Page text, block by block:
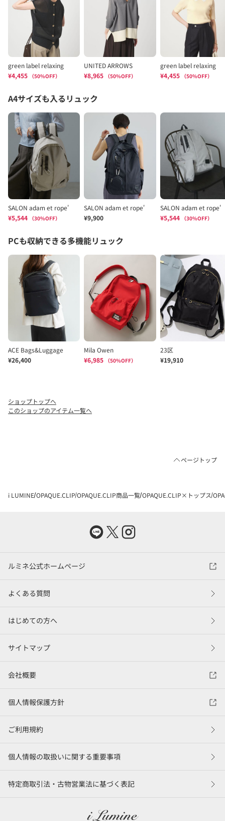
ショップトップへ
このショップのアイテム一覧へ
ページトップ
i LUMINE OPAQUE.CLIP OPAQUE.CLIP商品一覧 OPAQUE.CLIP×トップス
ルミネ公式ホームページ
よくある質問
はじめての方へ
サイトマップ
会社概要
個人情報保護方針
ご利用規約
個人情報の取扱いに関する重要事項
特定商取引法・古物営業法に基づく表記